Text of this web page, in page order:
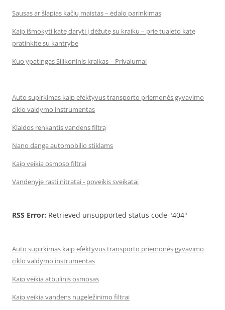
Sausas ar šlapias kačių maistas – ėdalo parinkimas
Kaip išmokyti katę daryti į dėžutę su kraiku – prie tualeto katę
pratinkite su kantrybe
Kuo ypatingas Silikoninis kraikas – Privalumai
Auto supirkimas kaip efektyvus transporto priemonės gyvavimo
ciklo valdymo instrumentas
Klaidos renkantis vandens filtrą
Nano danga automobilio stiklams
Kaip veikia osmoso filtrai
Vandenyje rasti nitratai - poveikis sveikatai
RSS Error: Retrieved unsupported status code "404"
Auto supirkimas kaip efektyvus transporto priemonės gyvavimo
ciklo valdymo instrumentas
Kaip veikia atbulinis osmosas
Kaip veikia vandens nugeležinimo filtrai